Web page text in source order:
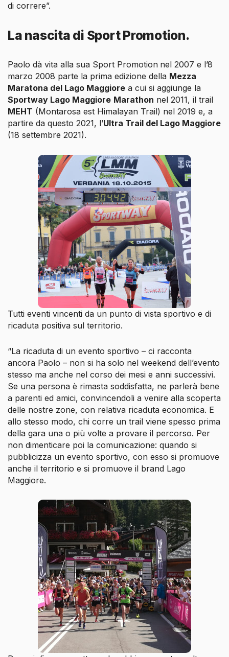
di correre”.
La nascita di Sport Promotion.
Paolo dà vita alla sua Sport Promotion nel 2007 e l’8
marzo 2008 parte la prima edizione della Mezza
Maratona del Lago Maggiore a cui si aggiunge la
Sportway Lago Maggiore Marathon nel 2011, il trail
MEHT (Montarosa est Himalayan Trail) nel 2019 e, a
partire da questo 2021, l’Ultra Trail del Lago Maggiore
(18 settembre 2021).
Tutti eventi vincenti da un punto di vista sportivo e di
ricaduta positiva sul territorio.
“La ricaduta di un evento sportivo – ci racconta
ancora Paolo – non si ha solo nel weekend dell’evento
stesso ma anche nel corso dei mesi e anni successivi.
Se una persona è rimasta soddisfatta, ne parlerà bene
a parenti ed amici, convincendoli a venire alla scoperta
delle nostre zone, con relativa ricaduta economica. E
allo stesso modo, chi corre un trail viene spesso prima
della gara una o più volte a provare il percorso. Per
non dimenticare poi la comunicazione: quando si
pubblicizza un evento sportivo, con esso si promuove
anche il territorio e si promuove il brand Lago
Maggiore.